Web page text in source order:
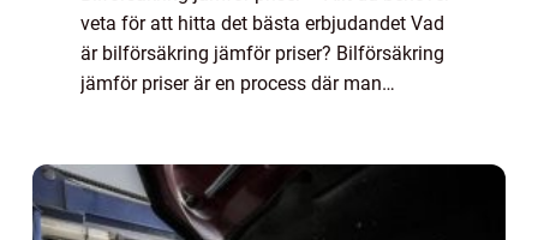
veta för att hitta det bästa erbjudandet Vad
är bilförsäkring jämför priser? Bilförsäkring
jämför priser är en process där man